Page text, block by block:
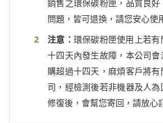
銷售之環保碳粉匣，品質良
問題，皆可退換，請您安心使
注意： 環保碳粉匣使用上若
十四天內發生故障，本公司
購超過十四天，麻煩客戶將
司，經檢測後若非機器及人
修復後，會幫您寄回，請放心